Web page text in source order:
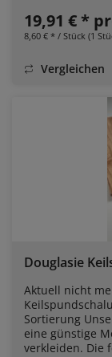
19,91 € *
8,60 € * / Stück (1
Vergleichen
Douglasie
Aktuell nicht
Sortierung
eine günstige
verkleiden. Die